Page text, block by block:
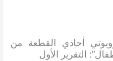
أحادي القطعة من
التقرير الأول